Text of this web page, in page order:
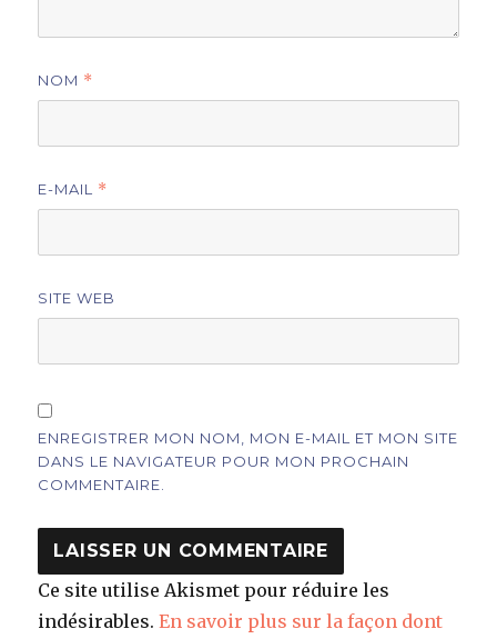
NOM *
E-MAIL *
SITE WEB
ENREGISTRER MON NOM, MON E-MAIL ET MON SITE
DANS LE NAVIGATEUR POUR MON PROCHAIN
COMMENTAIRE.
Ce site utilise Akismet pour réduire les
indésirables.En savoir plus sur la façon dont